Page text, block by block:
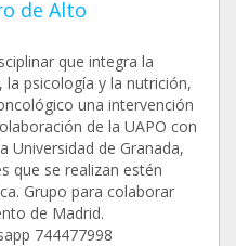
de Alto
que integra la
psicología y la nutrición,
una intervención
de la UAPO con
Universidad de Granada,
que se realizan estén
Grupo para colaborar
de Madrid.
744477998